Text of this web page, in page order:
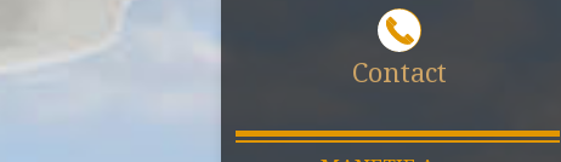
Contact